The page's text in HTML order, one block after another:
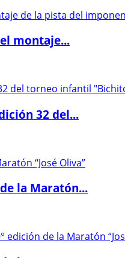
montaje...
32 del...
la Maratón...